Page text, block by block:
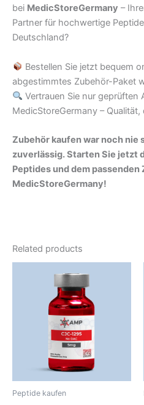
bei MedicStoreGermany –
Partner für hochwertige
Deutschland?
Bestellen Sie jetzt bequem
abgestimmtes Zubehör-Paket
Vertrauen Sie nur geprüften
MedicStoreGermany – Qualität,
Zubehör kaufen war noch nie
zuverlässig. Starten Sie jetzt
Peptides und dem passenden
MedicStoreGermany!
Related products
Peptide kaufen